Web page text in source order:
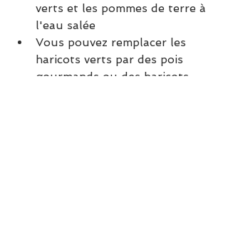
verts et les pommes de terre à
l'eau salée
Vous pouvez remplacer les
haricots verts par des pois
gourmands ou des haricots